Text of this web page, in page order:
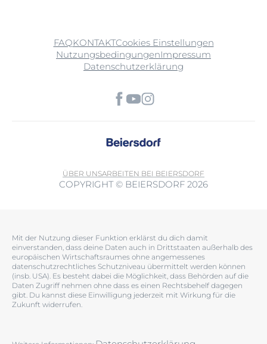
FAQKONTAKTCookies Einstellungen
NutzungsbedingungenImpressum
Datenschutzerklärung
ÜBER UNSARBEITEN BEI BEIERSDORF
COPYRIGHT © BEIERSDORF 2026
Mit der Nutzung dieser Funktion erklärst du dich damit
einverstanden, dass deine Daten auch in Drittstaaten außerhalb des
europäischen Wirtschaftsraumes ohne angemessenes
datenschutzrechtliches Schutzniveau übermittelt werden können
(insb. USA). Es besteht dabei die Möglichkeit, dass Behörden auf die
Daten Zugriff nehmen ohne dass es einen Rechtsbehelf dagegen
gibt. Du kannst diese Einwilligung jederzeit mit Wirkung für die
Zukunft widerrufen.